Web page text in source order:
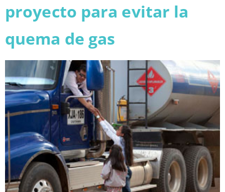
proyecto para evitar la
quema de gas